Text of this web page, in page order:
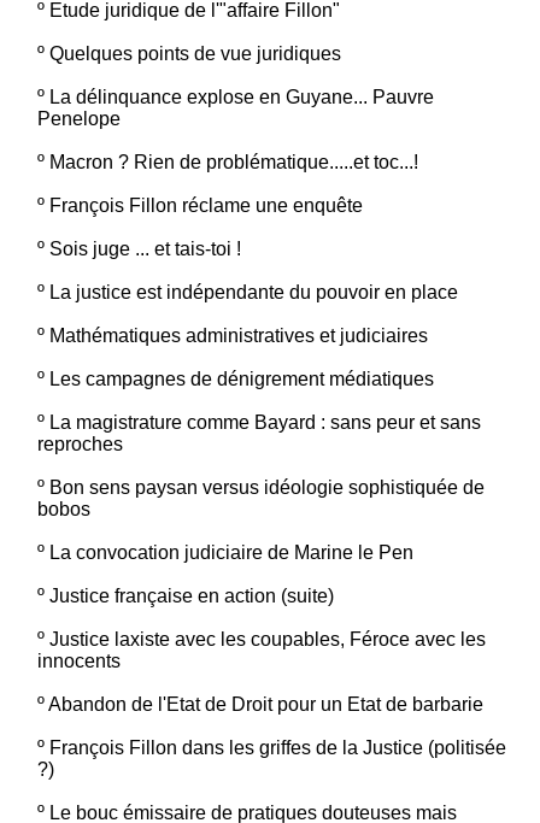
º Etude juridique de l'"affaire Fillon"
º Quelques points de vue juridiques
º La délinquance explose en Guyane... Pauvre
Penelope
º Macron ? Rien de problématique.....et toc...!
º François Fillon réclame une enquête
º Sois juge ... et tais-toi !
º La justice est indépendante du pouvoir en place
º Mathématiques administratives et judiciaires
º Les campagnes de dénigrement médiatiques
º La magistrature comme Bayard : sans peur et sans
reproches
º Bon sens paysan versus idéologie sophistiquée de
bobos
º La convocation judiciaire de Marine le Pen
º Justice française en action (suite)
º Justice laxiste avec les coupables, Féroce avec les
innocents
ºAbandon de l'Etat de Droit pour un Etat de barbarie
º François Fillon dans les griffes de la Justice (politisée
?)
º Le bouc émissaire de pratiques douteuses mais